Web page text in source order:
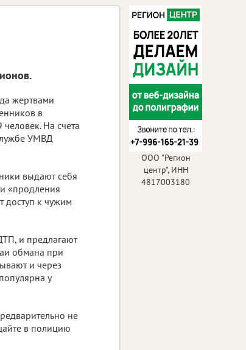
жертвами
в
На счета
УМВД
выдают себя
«продления
доступ к чужим
и предлагают
обмана при
и через
у
не
в полицию
ООО "Регион
центр", ИНН
4817003180